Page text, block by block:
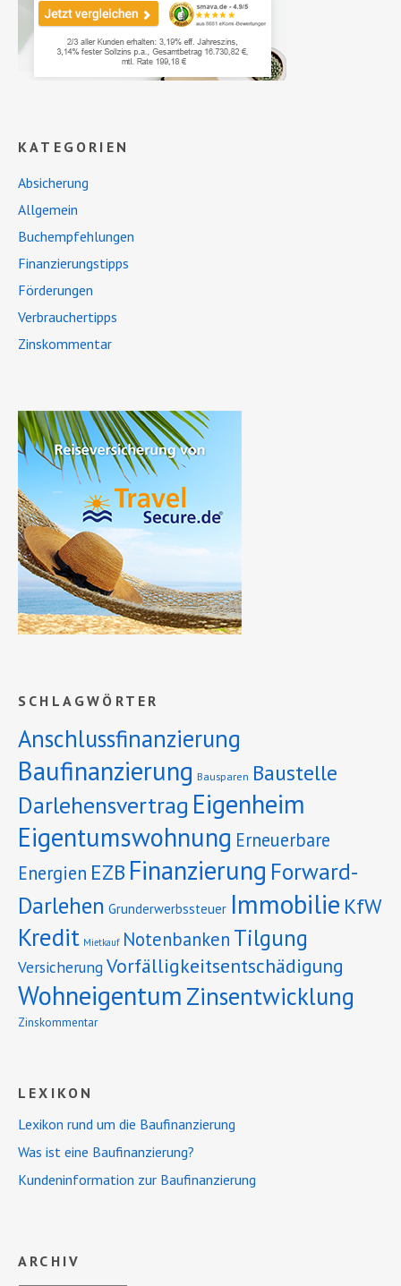
KATEGORIEN
Absicherung
Allgemein
Buchempfehlungen
Finanzierungstipps
Förderungen
Verbrauchertipps
Zinskommentar
SCHLAGWÖRTER
Anschlussfinanzierung
Baufinanzierung Bausparen Baustelle
Darlehensvertrag Eigenheim
Eigentumswohnung Erneuerbare
Energien EZB Finanzierung Forward-
Darlehen Grunderwerbssteuer Immobilie KfW
Kredit Mietkauf Notenbanken Tilgung
VersicherungVorfälligkeitsentschädigung
Wohneigentum Zinsentwicklung
Zinskommentar
LEXIKON
Lexikon rund um die Baufinanzierung
Was ist eine Baufinanzierung?
Kundeninformation zur Baufinanzierung
ARCHIV